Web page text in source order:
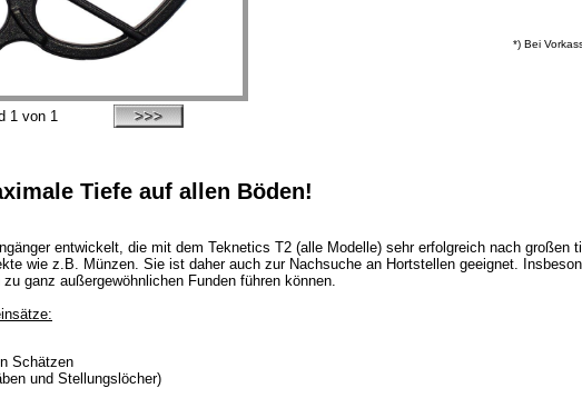
1 von 1
*) Bei
Tiefe auf allen Böden!
entwickelt, die mit dem Teknetics T2 (alle Modelle) sehr erfolgreich nach
wie z.B. Münzen. Sie ist daher auch zur Nachsuche an Hortstellen geeignet.
ganz außergewöhnlichen Funden führen können.
Schätzen
und Stellungslöcher)